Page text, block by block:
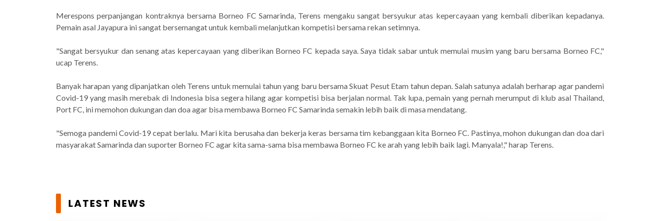
Merespons perpanjangan kontraknya bersama Borneo FC Samarinda, Terens mengaku sangat bersyukur atas kepercayaan yang kembali diberikan kepadanya.
Pemain asal Jayapura ini sangat bersemangat untuk kembali melanjutkan kompetisi bersama rekan setimnya.
"Sangat bersyukur dan senang atas kepercayaan yang diberikan Borneo FC kepada saya. Saya tidak sabar untuk memulai musim yang baru bersama Borneo FC,"
ucap Terens.
Banyak harapan yang dipanjatkan oleh Terens untuk memulai tahun yang baru bersama Skuat Pesut Etam tahun depan. Salah satunya adalah berharap agar pandemi
Covid-19 yang masih merebak di Indonesia bisa segera hilang agar kompetisi bisa berjalan normal. Tak lupa, pemain yang pernah merumput di klub asal Thailand,
Port FC, ini memohon dukungan dan doa agar bisa membawa Borneo FC Samarinda semakin lebih baik di masa mendatang.
"Semoga pandemi Covid-19 cepat berlalu. Mari kita berusaha dan bekerja keras bersama tim kebanggaan kita Borneo FC. Pastinya, mohon dukungan dan doa dari
masyarakat Samarinda dan suporter Borneo FC agar kita sama-sama bisa membawa Borneo FC ke arah yang lebih baik lagi. Manyala!," harap Terens.
LATEST NEWS